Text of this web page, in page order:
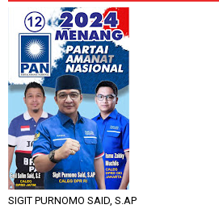
SIGIT PURNOMO SAID, S.AP